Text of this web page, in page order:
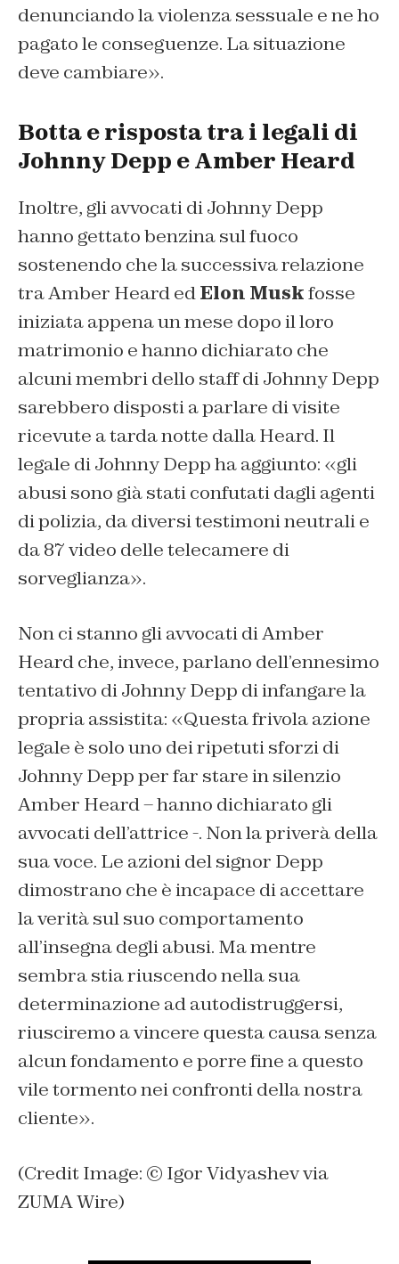
denunciando la violenza sessuale e ne ho
pagato le conseguenze. La situazione
deve cambiare».
Botta e risposta tra i legali di
Johnny Depp e Amber Heard
Inoltre, gli avvocati di Johnny Depp
hanno gettato benzina sul fuoco
sostenendo che la successiva relazione
tra Amber Heard edElon Muskfosse
iniziata appena un mese dopo il loro
matrimonio e hanno dichiarato che
alcuni membri dello staff di Johnny Depp
sarebbero disposti a parlare di visite
ricevute a tarda notte dalla Heard. Il
legale di Johnny Depp ha aggiunto: «gli
abusi sono già stati confutati dagli agenti
di polizia, da diversi testimoni neutrali e
da 87 video delle telecamere di
sorveglianza».
Non ci stanno gli avvocati di Amber
Heard che, invece, parlano dell’ennesimo
tentativo di Johnny Depp di infangare la
propria assistita: «Questa frivola azione
legale è solo uno dei ripetuti sforzi di
Johnny Depp per far stare in silenzio
Amber Heard – hanno dichiarato gli
avvocati dell’attrice -. Non la priverà della
sua voce. Le azioni del signor Depp
dimostrano che è incapace di accettare
la verità sul suo comportamento
all’insegna degli abusi. Ma mentre
sembra stia riuscendo nella sua
determinazione ad autodistruggersi,
riusciremo a vincere questa causa senza
alcun fondamento e porre fine a questo
vile tormento nei confronti della nostra
cliente».
(Credit Image: © Igor Vidyashev via
ZUMA Wire)